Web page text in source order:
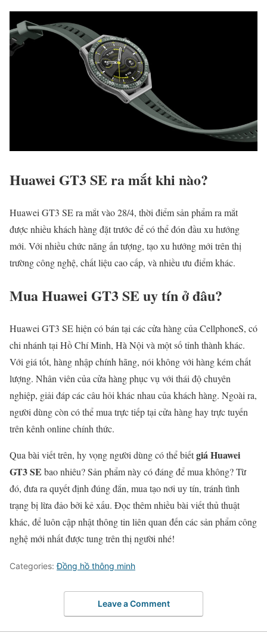
Huawei GT3 SE ra mắt khi nào?
Huawei GT3 SE ra mắt vào 28/4, thời điểm sản phẩm ra mắt
được nhiều khách hàng đặt trước để có thể đón đầu xu hướng
mới. Với nhiều chức năng ấn tượng, tạo xu hướng mới trên thị
trường công nghệ, chất liệu cao cấp, và nhiều ưu điểm khác.
Mua Huawei GT3 SE uy tín ở đâu?
Huawei GT3 SE hiện có bán tại các cửa hàng của CellphoneS, có
chi nhánh tại Hồ Chí Minh, Hà Nội và một số tỉnh thành khác.
Với giá tốt, hàng nhập chính hãng, nói không với hàng kém chất
lượng. Nhân viên của cửa hàng phục vụ với thái độ chuyên
nghiệp, giải đáp các câu hỏi khác nhau của khách hàng. Ngoài ra,
người dùng còn có thể mua trực tiếp tại cửa hàng hay trực tuyến
trên kênh online chính thức.
Qua bài viết trên, hy vọng người dùng có thể biếtgiá Huawei
GT3 SE bao nhiêu? Sản phẩm này có đáng để mua không? Từ
đó, đưa ra quyết định đúng đắn, mua tạo nơi uy tín, tránh tình
trạng bị lừa đảo bởi kẻ xấu. Đọc thêm nhiều bài viết thủ thuật
khác, để luôn cập nhật thông tin liên quan đến các sản phẩm công
nghệ mới nhất được tung trên thị người nhé!
Categories:Đồng hồ thông minh
Leave a Comment